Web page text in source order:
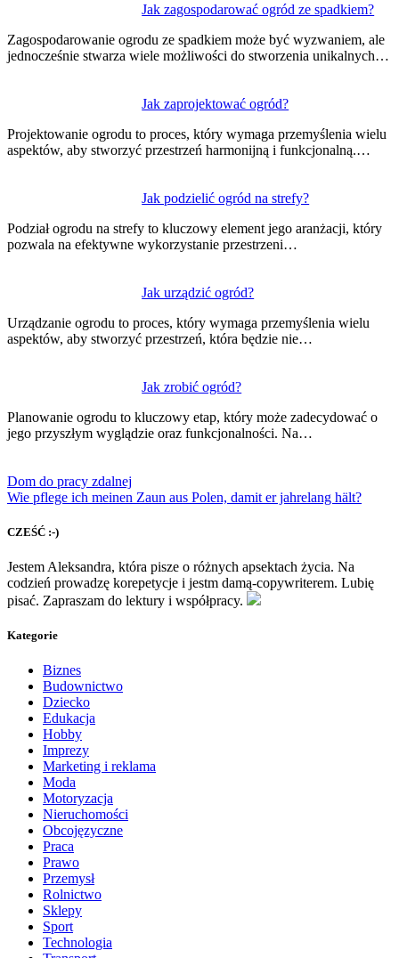
Jak zagospodarować ogród ze spadkiem?
Zagospodarowanie ogrodu ze spadkiem może być wyzwaniem, ale
jednocześnie stwarza wiele możliwości do stworzenia unikalnych…
Jak zaprojektować ogród?
Projektowanie ogrodu to proces, który wymaga przemyślenia wielu
aspektów, aby stworzyć przestrzeń harmonijną i funkcjonalną.…
Jak podzielić ogród na strefy?
Podział ogrodu na strefy to kluczowy element jego aranżacji, który
pozwala na efektywne wykorzystanie przestrzeni…
Jak urządzić ogród?
Urządzanie ogrodu to proces, który wymaga przemyślenia wielu
aspektów, aby stworzyć przestrzeń, która będzie nie…
Jak zrobić ogród?
Planowanie ogrodu to kluczowy etap, który może zadecydować o
jego przyszłym wyglądzie oraz funkcjonalności. Na…
wpisu
Dom do pracy zdalnej
Wie pflege ich meinen Zaun aus Polen, damit er jahrelang hält?
CZEŚĆ :-)
Jestem Aleksandra, która pisze o różnych apsektach życia. Na
codzień prowadzę korepetycje i jestm damą-copywriterem. Lubię
pisać. Zapraszam do lektury i współpracy.
Kategorie
Biznes
Budownictwo
Dziecko
Edukacja
Hobby
Imprezy
Marketing i reklama
Moda
Motoryzacja
Nieruchomości
Obcojęzyczne
Praca
Prawo
Przemysł
Rolnictwo
Sklepy
Sport
Technologia